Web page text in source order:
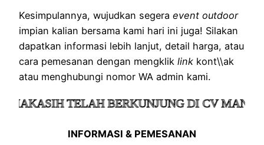
Kesimpulannya, wujudkan segera event outdoor
impian kalian bersama kami hari ini juga! Silakan
dapatkan informasi lebih lanjut, detail harga, atau
cara pemesanan dengan mengklik link kont\\ak
atau menghubungi nomor WA admin kami.
TELAH BERKUNJUNG DI CV MANDIRI
INFORMASI & PEMESANAN